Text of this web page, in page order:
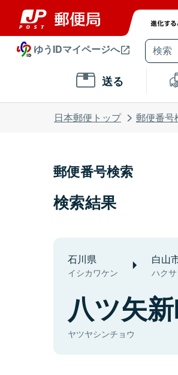
ゆうIDマイページへ
送る
日本郵便トップ 郵便番号
郵便番号検索
検索結果
石川県
イシカワケン
白山
ハク
八ツ矢
ヤツヤシンチョウ